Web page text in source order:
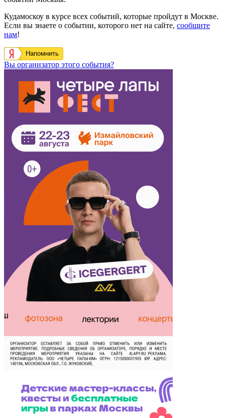
Кудамоскоу в курсе всех событий, которые пройдут в Москве.
Если вы знаете о событии, которого нет на сайте, сообщите
нам!
Напомнить
Вы организатор этого события?